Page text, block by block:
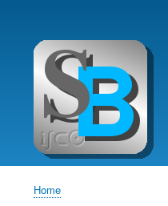
navigation
Home